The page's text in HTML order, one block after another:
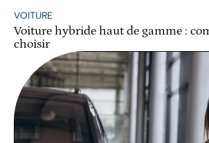
VOITURE
Voiture hybride haut de gamme :
choisir